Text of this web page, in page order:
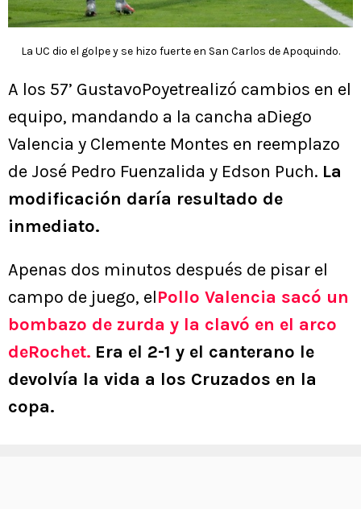
La UC dio el golpe y se hizo fuerte en San Carlos de Apoquindo.
A los 57’ GustavoPoyetrealizó cambios en el
equipo, mandando a la cancha aDiego
Valencia y Clemente Montes en reemplazo
de José Pedro Fuenzalida y Edson Puch. La
modificación daría resultado de
inmediato.
Apenas dos minutos después de pisar el
campo de juego, elPollo Valencia sacó un
bombazo de zurda y la clavó en el arco
deRochet. Era el 2-1 y el canterano le
devolvía la vida a los Cruzados en la
copa.